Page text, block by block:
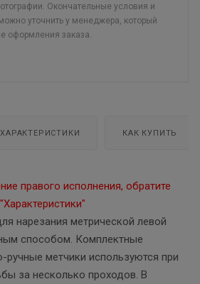
Окончательные условия и
уточнить у менеджера, который
оформления заказа.
ХАРАКТЕРИСТИКИ КАК КУПИТЬ
правого исполнения, обратите
нарезания метрической левой
способом. Комплектные
ручные метчики используются при
за несколько проходов. В